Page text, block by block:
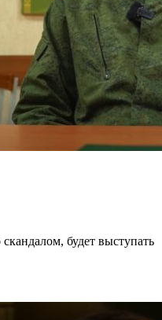
будет выступать